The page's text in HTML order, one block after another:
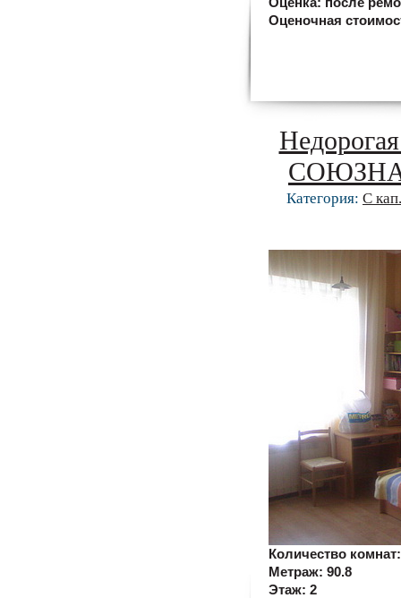
Оценочная
Категория: С
Количество
Метраж: 90.8
Этаж: 2